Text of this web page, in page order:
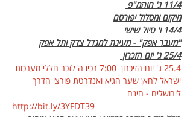
11/4 ג' חוהמ"פ
מיקום ומסלול יפורסם
14/4 ו' טיול שישי
"מעבר אפק" - מעינת למגדל צדק ותל אפק
25/4 ג' יום הזכרון
25.4 ג' יום הזיכרון  7:00 רכיבה לזכר חללי מערכות
ישראל לחאן שער הגיא ואנדרטת פורצי הדרך
לירושלים - חינם
http://bit.ly/3YFDT39